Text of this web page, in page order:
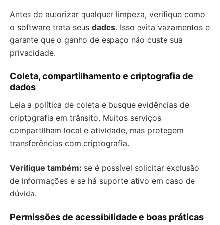
Antes de autorizar qualquer limpeza, verifique como
o software trata seus dados. Isso evita vazamentos e
garante que o ganho de espaço não custe sua
privacidade.
Coleta, compartilhamento e criptografia de
dados
Leia a política de coleta e busque evidências de
criptografia em trânsito. Muitos serviços
compartilham local e atividade, mas protegem
transferências com criptografia.
Verifique também: se é possível solicitar exclusão
de informações e se há suporte ativo em caso de
dúvida.
Permissões de acessibilidade e boas práticas